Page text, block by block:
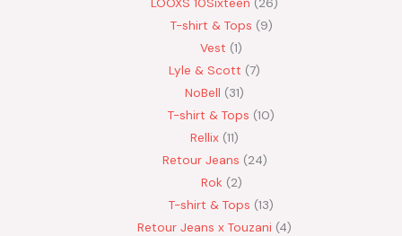
T-shirt & Tops 9
Vest 1
Lyle & Scott 7
NoBell
31
T-shirt & Tops 10
Rellix 11
Retour Jeans 24
Rok 2
T-shirt & Tops 13
Retour Jeans x Touzani 4